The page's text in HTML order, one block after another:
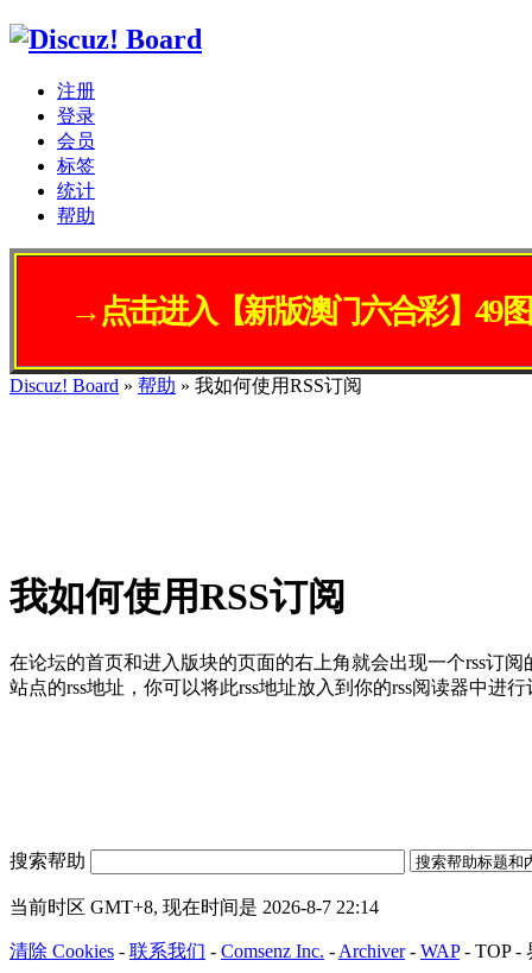
注册
登录
会员
标签
统计
帮助
→点击进入【新版澳门六合彩】49
Discuz! Board » 帮助 » 我如何使用RSS订阅
我如何使用RSS订阅
在论坛的首页和进入版块的页面的右上角就会出现一个rss订阅
站点的rss地址，你可以将此rss地址放入到你的rss阅读器中进行
搜索帮助
当前时区 GMT+8, 现在时间是 2026-8-7 22:14
清除 Cookies - 联系我们 - Comsenz Inc. - Archiver- WAP- TOP-